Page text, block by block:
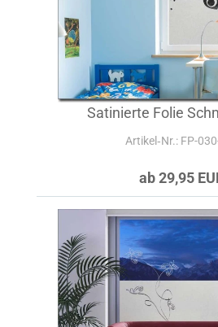
Satinierte Folie
Artikel‑Nr.: FP-
ab 29,95